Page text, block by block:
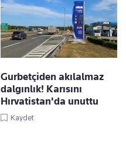
Gurbetçiden akılalmaz
dalgınlık! Karısını
Hırvatistan'da unuttu
Kaydet